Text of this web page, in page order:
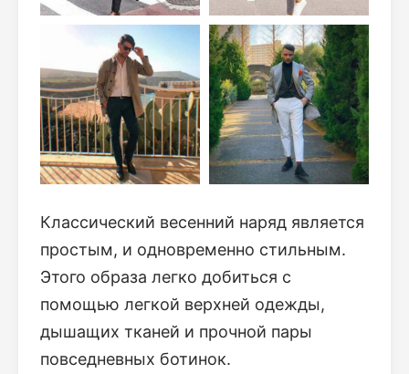
Классический весенний наряд является
простым, и одновременно стильным.
Этого образа легко добиться с
помощью легкой верхней одежды,
дышащих тканей и прочной пары
повседневных ботинок.